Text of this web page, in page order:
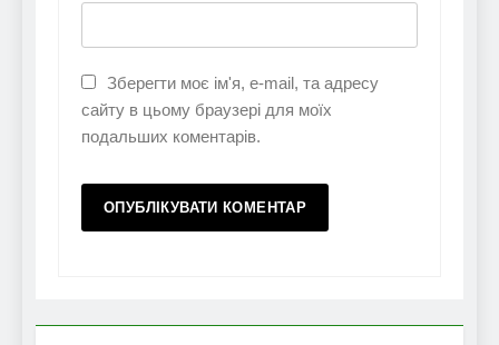
Зберегти моє ім'я, e-mail, та адресу
сайту в цьому браузері для моїх
подальших коментарів.